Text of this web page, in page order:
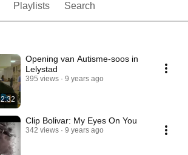
Playlists Search
2:32
Opening van Autisme-soos in
Lelystad
395 views 9 years ago
Clip Bolivar: My Eyes On You
342 views 9 years ago